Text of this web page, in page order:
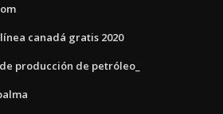
canadá gratis 2020
producción de petróleo_